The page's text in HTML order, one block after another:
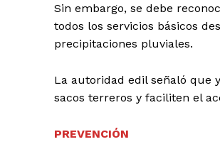
Sin embargo, se debe
todos los servicios básicos
precipitaciones pluviales.
La autoridad edil señaló que
sacos terreros y faciliten el
PREVENCIÓN